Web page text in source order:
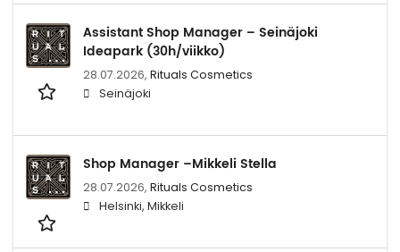
Assistant Shop Manager – Seinäjoki
Ideapark (30h/viikko)
28.07.2026, Rituals Cosmetics
Seinäjoki
Shop Manager –Mikkeli Stella
28.07.2026, Rituals Cosmetics
Helsinki, Mikkeli